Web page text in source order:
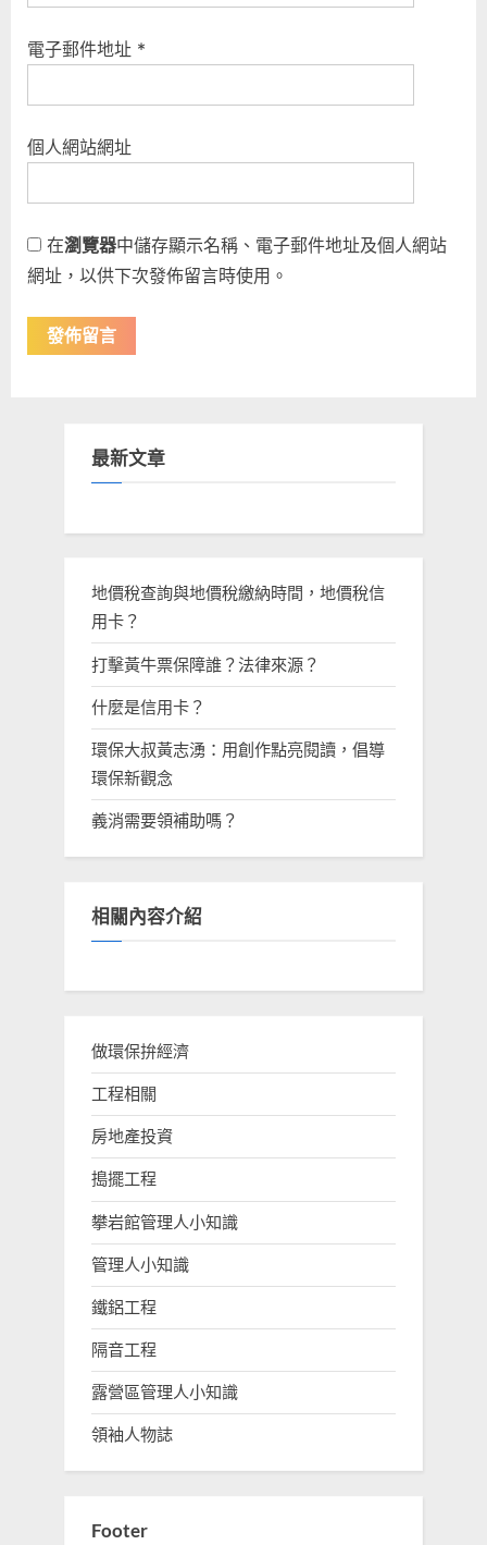
電子郵件地址 *
個人網站網址
在瀏覽器中儲存顯示名稱、電子郵件地址及個人網站
網址，以供下次發佈留言時使用。
最新文章
地價稅查詢與地價稅繳納時間，地價稅信
用卡？
打擊黃牛票保障誰？法律來源？
什麼是信用卡？
環保大叔黃志湧：用創作點亮閱讀，倡導
環保新觀念
義消需要領補助嗎？
相關內容介紹
做環保拚經濟
工程相關
房地產投資
搗擺工程
攀岩館管理人小知識
管理人小知識
鐵鋁工程
隔音工程
露營區管理人小知識
領袖人物誌
Footer